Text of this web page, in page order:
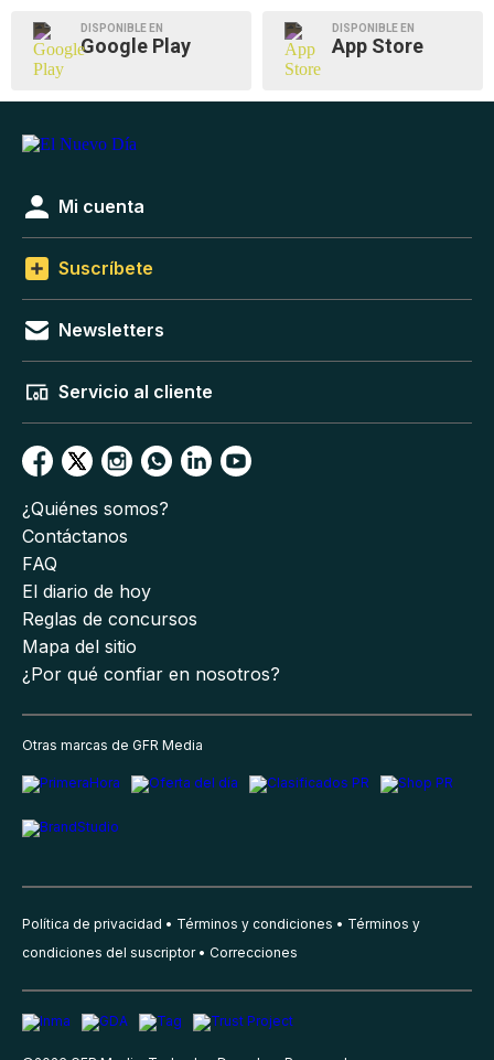
DISPONIBLE EN
Google Play
DISPONIBLE EN
App Store
Mi cuenta
Suscríbete
Newsletters
Servicio al cliente
¿Quiénes somos?
Contáctanos
FAQ
El diario de hoy
Reglas de concursos
Mapa del sitio
¿Por qué confiar en nosotros?
Otras marcas de GFR Media
Política de privacidad Términos y condiciones
Términos y
condiciones del suscriptor
Correcciones